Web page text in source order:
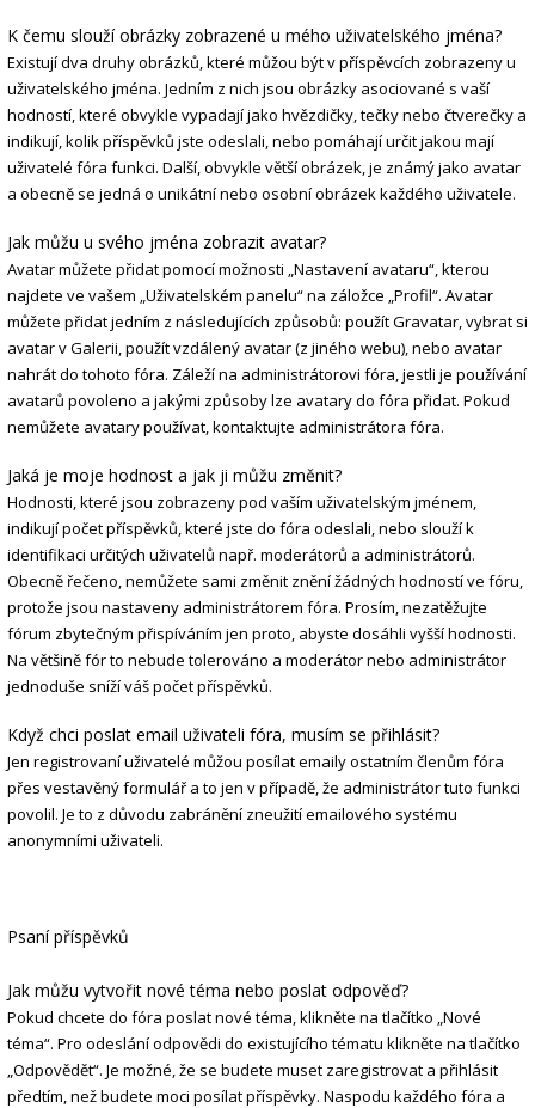
K čemu slouží obrázky zobrazené u mého uživatelského jména?
Existují dva druhy obrázků, které můžou být v příspěvcích zobrazeny u
uživatelského jména. Jedním z nich jsou obrázky asociované s vaší
hodností, které obvykle vypadají jako hvězdičky, tečky nebo čtverečky a
indikují, kolik příspěvků jste odeslali, nebo pomáhají určit jakou mají
uživatelé fóra funkci. Další, obvykle větší obrázek, je známý jako avatar
a obecně se jedná o unikátní nebo osobní obrázek každého uživatele.
Jak můžu u svého jména zobrazit avatar?
Avatar můžete přidat pomocí možnosti „Nastavení avataru“, kterou
najdete ve vašem „Uživatelském panelu“ na záložce „Profil“. Avatar
můžete přidat jedním z následujících způsobů: použít Gravatar, vybrat si
avatar v Galerii, použít vzdálený avatar (z jiného webu), nebo avatar
nahrát do tohoto fóra. Záleží na administrátorovi fóra, jestli je používání
avatarů povoleno a jakými způsoby lze avatary do fóra přidat. Pokud
nemůžete avatary používat, kontaktujte administrátora fóra.
Jaká je moje hodnost a jak ji můžu změnit?
Hodnosti, které jsou zobrazeny pod vaším uživatelským jménem,
indikují počet příspěvků, které jste do fóra odeslali, nebo slouží k
identifikaci určitých uživatelů např. moderátorů a administrátorů.
Obecně řečeno, nemůžete sami změnit znění žádných hodností ve fóru,
protože jsou nastaveny administrátorem fóra. Prosím, nezatěžujte
fórum zbytečným přispíváním jen proto, abyste dosáhli vyšší hodnosti.
Na většině fór to nebude tolerováno a moderátor nebo administrátor
jednoduše sníží váš počet příspěvků.
Když chci poslat email uživateli fóra, musím se přihlásit?
Jen registrovaní uživatelé můžou posílat emaily ostatním členům fóra
přes vestavěný formulář a to jen v případě, že administrátor tuto funkci
povolil. Je to z důvodu zabránění zneužití emailového systému
anonymními uživateli.
Psaní příspěvků
Jak můžu vytvořit nové téma nebo poslat odpověď?
Pokud chcete do fóra poslat nové téma, klikněte na tlačítko „Nové
téma“. Pro odeslání odpovědi do existujícího tématu klikněte na tlačítko
„Odpovědět“. Je možné, že se budete muset zaregistrovat a přihlásit
předtím, než budete moci posílat příspěvky. Naspodu každého fóra a